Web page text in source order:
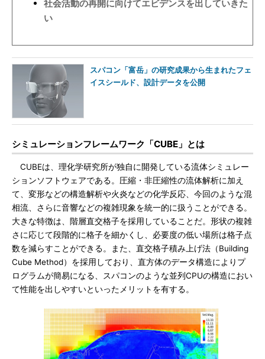
社会活動の再開に向けてエビデンスを出していきた
い
スパコン「富岳」の研究成果から生まれたフェ
イスシールド、設計データを公開
シミュレーションフレームワーク「CUBE」とは
CUBEは、理化学研究所が独自に開発している流体シミュレー
ションソフトウェアである。圧縮・非圧縮性の流体解析に加え
て、変形などの構造解析や火炎などの化学反応、今回のような混
相流、さらに音響などの複雑現象を統一的に扱うことができる。
大きな特徴は、階層直交格子を採用していることだ。形状の複雑
さに応じて段階的に格子を細かくし、必要度の低い場所は格子点
数を減らすことができる。また、直交格子積み上げ法（Building
Cube Method）を採用しており、直方体のデータ構造によりプ
ログラムが簡易になる、スパコンのような並列CPUの構造におい
て性能を出しやすいといったメリットを有する。